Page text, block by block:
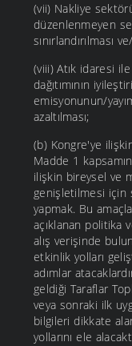
(vii) Nakliye
düzenlenmeyen
sınırlandırılması
(viii) Atık idaresi
dağıtımının
emisyonunun/
azaltılması;
(b) Kongre'ye
Madde 1
ilişkin bireysel ve
genişletilmesi için
yapmak. Bu
açıklanan politika
alış verişinde
etkinlik yolları
adımlar
geldiği Taraflar
veya sonraki ilk
bilgileri dikkate
yollarını ele